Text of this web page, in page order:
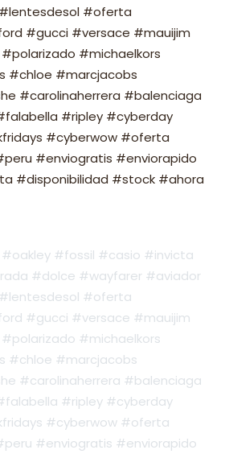
#oferta
#gucci #versace #mauijim
#michaelkors
#chloe #marcjacobs
#carolinaherrera #balenciaga
#ripley #cyberday
#cyberwow #oferta
#enviogratis #enviorapido
#disponibilidad #stock #ahora
#fossil #casio #invicta
#dolce #wayfarer #aviador
#oferta
#gucci #versace #mauijim
#michaelkors
#chloe #marcjacobs
#carolinaherrera #balenciaga
#ripley #cyberday
#cyberwow #oferta
#enviogratis #enviorapido